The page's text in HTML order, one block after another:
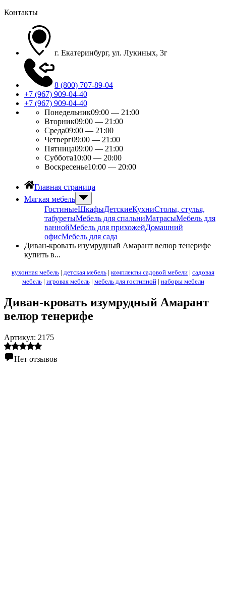
Контакты
г. Екатеринбург, ул. Лукиных, 3г
8 (800) 707-89-04
+7 (967) 909-04-40
+7 (967) 909-04-40
Понедельник09:00 — 21:00
Вторник09:00 — 21:00
Среда09:00 — 21:00
Четверг09:00 — 21:00
Пятница09:00 — 21:00
Суббота10:00 — 20:00
Воскресенье10:00 — 20:00
Главная страница
Мягкая мебель
ГостиныеШкафыДетскиеКухниСтолы, стулья,
табуретыМебель для спальниМатрасыМебель для
ваннойМебель для прихожейДомашний
офисМебель для сада
Диван-кровать изумрудный Амарант велюр тенерифе
купить в...
кухонная мебель | детская мебель | комплекты садовой мебели | садовая
мебель| игровая мебель| мебель для гостинной| наборы мебели
Диван-кровать изумрудный Амарант
велюр тенерифе
Артикул: 2175
Нет отзывов